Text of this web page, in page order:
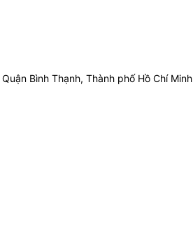
Bình Thạnh, Thành phố Hồ Chí Minh